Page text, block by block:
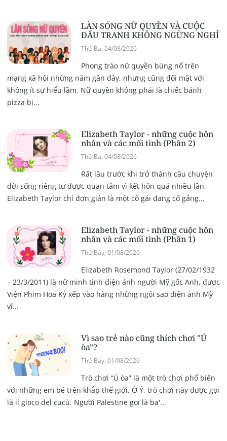
LÀN SÓNG NỮ QUYỀN VÀ CUỘC
ĐẤU TRANH KHÔNG NGỪNG NGHỈ
Thứ Ba, 04/08/2026
Phong trào nữ quyền bùng nổ trên
mạng xã hội những năm gần đây, nhưng cũng đối mặt với
không ít sự hiểu lầm. Nữ quyền không phải là chiếc bánh
pizza bị...
Elizabeth Taylor - những cuộc hôn
nhân và các mối tình (Phần 2)
Thứ Ba, 04/08/2026
Rất lâu trước khi trở thành câu chuyện
đời sống riêng tư được quan tâm vì kết hôn quá nhiều lần,
Elizabeth Taylor chỉ đơn giản là một cô gái đang cố gắng...
Elizabeth Taylor - những cuộc hôn
nhân và các mối tình (Phần 1)
Thứ Bảy, 01/08/2026
Elizabeth Rosemond Taylor (27/02/1932
– 23/3/2011) là nữ minh tinh điện ảnh người Mỹ gốc Anh, được
Viện Phim Hoa Kỳ xếp vào hàng những ngôi sao điện ảnh Mỹ
vĩ...
Vì sao trẻ nào cũng thích chơi "Ú
òa"?
Thứ Bảy, 01/08/2026
Trò chơi “Ú òa” là một trò chơi phổ biến
với những em bé trên khắp thế giới. Ở Ý, trò chơi này được gọi
là il gioco del cucù. Người Palestine gọi là ba'...